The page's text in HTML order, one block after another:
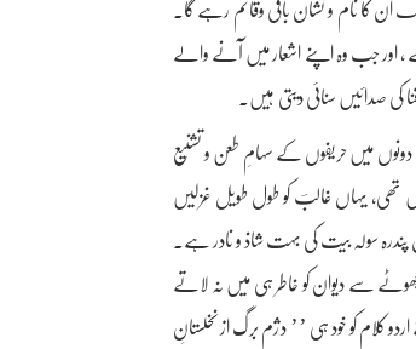
ان کا نام و نشان باقی وقائم رہے گا۔
ہے ، اور جب وہ اپنے اشعار میں آنے والے
کی صدائیں سنائی دیتی ہیں۔
میں حریفوں کے سہامِ طعن و تشنیع
تھی، یہاں غالبؔ کو طول طویل غزلیں
سولہ بیت کی بہت شاذ و نادر ہے۔
سے دیوان کو خاطر ہی میں نہ لاتے
کلام کو خود ہی ’’ دژم برگ از نخلستانِ